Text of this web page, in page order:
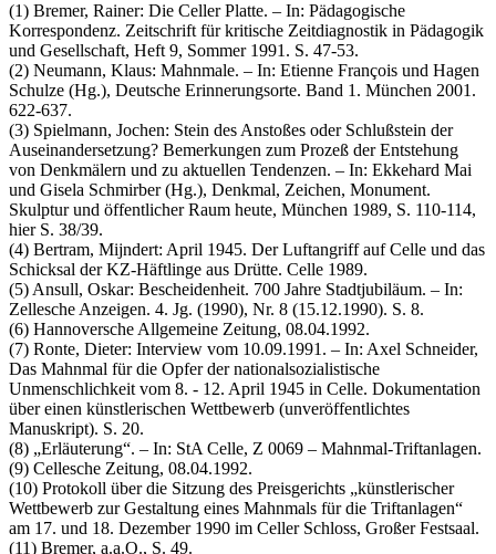
(1) Bremer, Rainer: Die Celler Platte. – In: Pädagogische
Korrespondenz. Zeitschrift für kritische Zeitdiagnostik in Pädagogik
und Gesellschaft, Heft 9, Sommer 1991. S. 47-53.
(2) Neumann, Klaus: Mahnmale. – In: Etienne François und Hagen
Schulze (Hg.), Deutsche Erinnerungsorte. Band 1. München 2001.
622-637.
(3) Spielmann, Jochen: Stein des Anstoßes oder Schlußstein der
Auseinandersetzung? Bemerkungen zum Prozeß der Entstehung
von Denkmälern und zu aktuellen Tendenzen. – In: Ekkehard Mai
und Gisela Schmirber (Hg.), Denkmal, Zeichen, Monument.
Skulptur und öffentlicher Raum heute, München 1989, S. 110-114,
hier S. 38/39.
(4) Bertram, Mijndert: April 1945. Der Luftangriff auf Celle und das
Schicksal der KZ-Häftlinge aus Drütte. Celle 1989.
(5) Ansull, Oskar: Bescheidenheit. 700 Jahre Stadtjubiläum. – In:
Zellesche Anzeigen. 4. Jg. (1990), Nr. 8 (15.12.1990). S. 8.
(6) Hannoversche Allgemeine Zeitung, 08.04.1992.
(7) Ronte, Dieter: Interview vom 10.09.1991. – In: Axel Schneider,
Das Mahnmal für die Opfer der nationalsozialistische
Unmenschlichkeit vom 8. - 12. April 1945 in Celle. Dokumentation
über einen künstlerischen Wettbewerb (unveröffentlichtes
Manuskript). S. 20.
(8) „Erläuterung“. – In: StA Celle, Z 0069 – Mahnmal-Triftanlagen.
(9) Cellesche Zeitung, 08.04.1992.
(10) Protokoll über die Sitzung des Preisgerichts „künstlerischer
Wettbewerb zur Gestaltung eines Mahnmals für die Triftanlagen“
am 17. und 18. Dezember 1990 im Celler Schloss, Großer Festsaal.
(11) Bremer, a.a.O., S. 49.